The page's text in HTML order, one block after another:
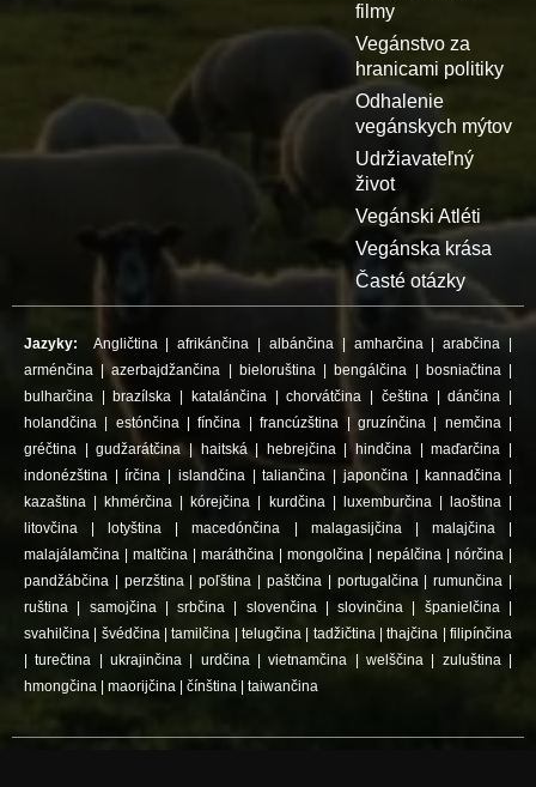
filmy
Vegánstvo za
hranicami politiky
Odhalenie
vegánskych mýtov
Udržiavateľný
život
Vegánski Atléti
Vegánska krása
Časté otázky
Jazyky: Angličtina|afrikánčina albánčina| amharčina|arabčina
arménčina |azerbajdžančina bieloruština| bengálčina bosniačtina|
bulharčina
brazílska katalánčina|chorvátčina čeština|dánčina
holandčina
estónčina|fínčina |francúzština gruzínčina| nemčina|
gréčtina |gudžarátčina | haitská| hebrejčina| hindčina |maďarčina
indonézština
írčina islandčina|taliančina japončina| kannadčina
kazaština
khmérčina kórejčina kurdčina| luxemburčina| laoština|
litovčina
lotyština |macedónčina malagasijčina| malajčina|
malajálamčina
maltčina maráthčina mongolčina nepálčina nórčina
pandžábčina
perzština|poľština paštčina| portugalčina|rumunčina
ruština
samojčina|srbčina slovenčina|slovinčina španielčina|
svahilčina
švédčina|tamilčina |telugčina tadžičtina|thajčina |filipínčina
|turečtina |ukrajinčina urdčina|vietnamčina |welščina zuluština|
hmongčina
maorijčina čínština taiwančina